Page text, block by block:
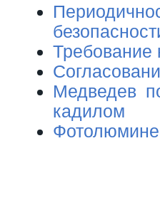
Медведев
кадилом